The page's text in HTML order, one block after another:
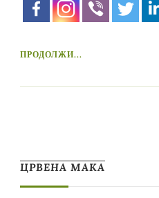
ПРОДОЛЖИ...
ЦРВЕНА МАКА